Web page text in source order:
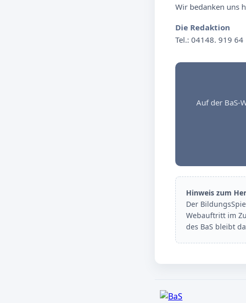
Wir bedanken uns
Die Redaktion
Tel.: 04148. 919 64
Auf der BaS-
Hinweis zum
Der
Webauftritt im
des BaS bleibt